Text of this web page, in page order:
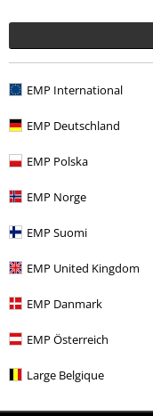
EMP International
EMP Deutschland
EMP Polska
EMP Norge
EMP Suomi
EMP United Kingdom
EMP Danmark
EMP Österreich
Large Belgique
%